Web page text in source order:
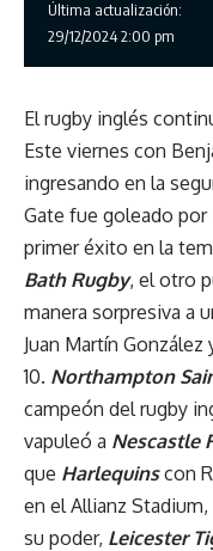
Última actualización:
29/12/2024 2:00 pm
El rugby inglés
Este viernes con
ingresando en la
Gate fue goleado por
primer éxito en la
Bath Rugby, el otro
manera sorpresiva a
Juan Martín
10. Northampton
campeón del rugby
vapuleó a Nescastle
que Harlequins con
en el Allianz
su poder, Leicester